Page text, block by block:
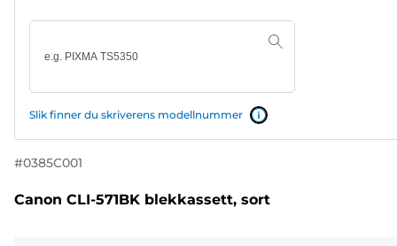
Slik finner du skriverens modellnummer
#0385C001
Canon CLI-571BK blekkassett, sort